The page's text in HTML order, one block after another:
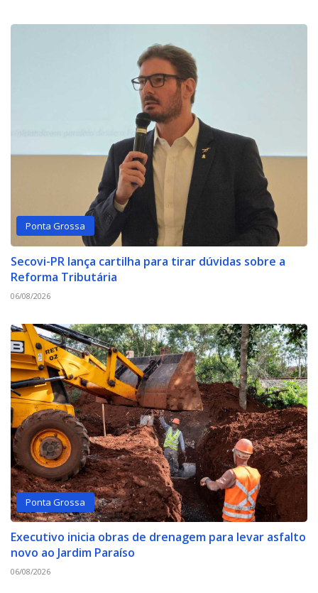
Ponta Grossa
Secovi-PR lança cartilha para tirar dúvidas sobre a
Reforma Tributária
06/08/2026
Ponta Grossa
Executivo inicia obras de drenagem para levar asfalto
novo ao Jardim Paraíso
06/08/2026